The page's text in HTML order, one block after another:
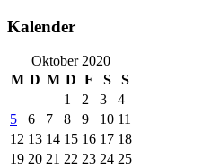
Kalender
Oktober 2020
M D M D F S
S
1
2 3
4
5
6 7 8 9 10 11
12 13 14 15 16 17 18
19 20 21 22 23 24 25